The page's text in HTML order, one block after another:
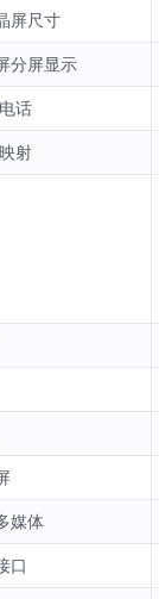
屏尺寸
分屏显示
话
射
媒体
口